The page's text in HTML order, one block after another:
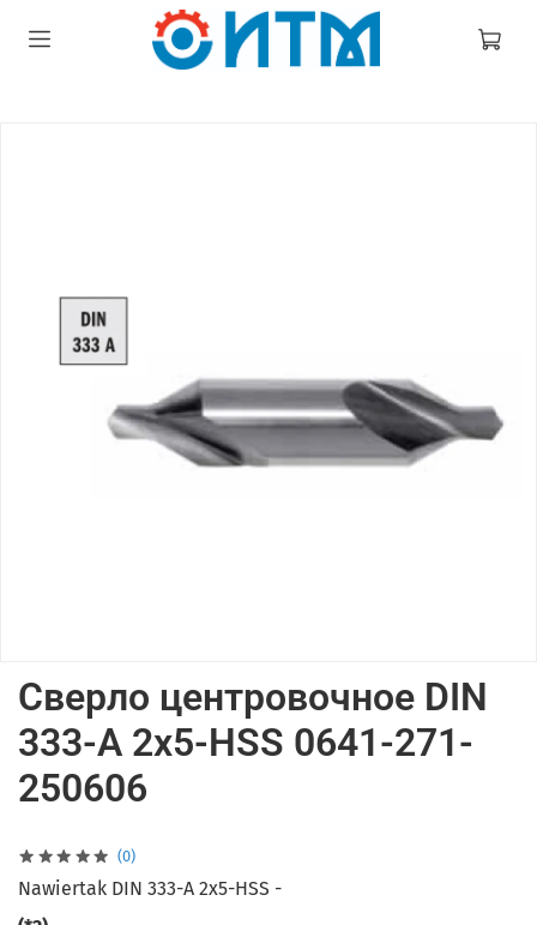
(0)
Сверло центровочное DIN
333-A 2x5-HSS 0641-271-
250606
Nawiertak DIN 333-A 2x5-HSS -